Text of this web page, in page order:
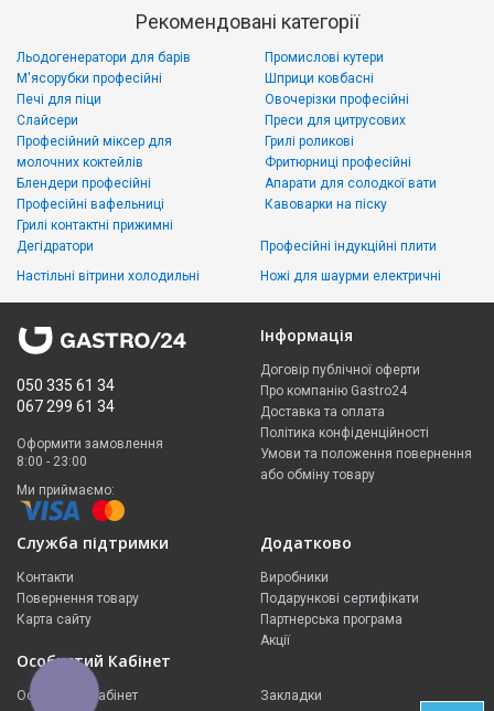
Рекомендовані категорії
Льодогенератори для барів
М'ясорубки професійні
Печі для піци
Слайсери
Промислові кутери
Шприци ковбасні
Овочерізки професійні
Преси для цитрусових
Професійний міксер для
молочних коктейлів
Блендери професійні
Професійні вафельниці
Грилі контактні прижимні
Грилі роликові
Фритюрниці професійні
Апарати для солодкої вати
Кавоварки на піску
Дегідратори
Настільні вітрини холодильні
Професійні індукційні плити
Ножі для шаурми електричні
050 335 61 34
067 299 61 34
Оформити замовлення
8:00 - 23:00
Ми приймаємо:
Інформація
Договір публічної оферти
Про компанію Gastro24
Доставка та оплата
Політика конфіденційності
Умови та положення повернення
або обміну товару
Служба підтримки
Контакти
Повернення товару
Карта сайту
Додатково
Виробники
Подарункові сертифікати
Партнерська програма
Акції
Особистий Кабінет
Особистий Кабінет Закладки